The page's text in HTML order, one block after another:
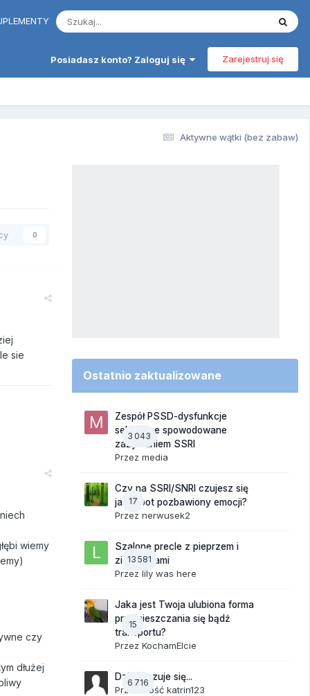
Posiadasz konto? Zaloguj się Zarejestruj się
Aktywne wątki (bez zabaw)
0
sie
wiemy
czy
dłużej
Ostatnio zaktualizowane
3 043
Zespół PSSD-dysfunkcje
seksualne spowodowane
zażywaniem SSRI
Przez media
17
Czy na SSRI/SNRI czujesz się
jak robot pozbawiony emocji?
Przez nerwusek2
13 581
Szalone precle z pieprzem i
ziemniakami
Przez lily was here
15
Jaka jest Twoja ulubiona forma
przemieszczania się bądź
transportu?
Przez KochamElcie
6 716
Dzisiaj czuje się...
Przez Gość katrin123